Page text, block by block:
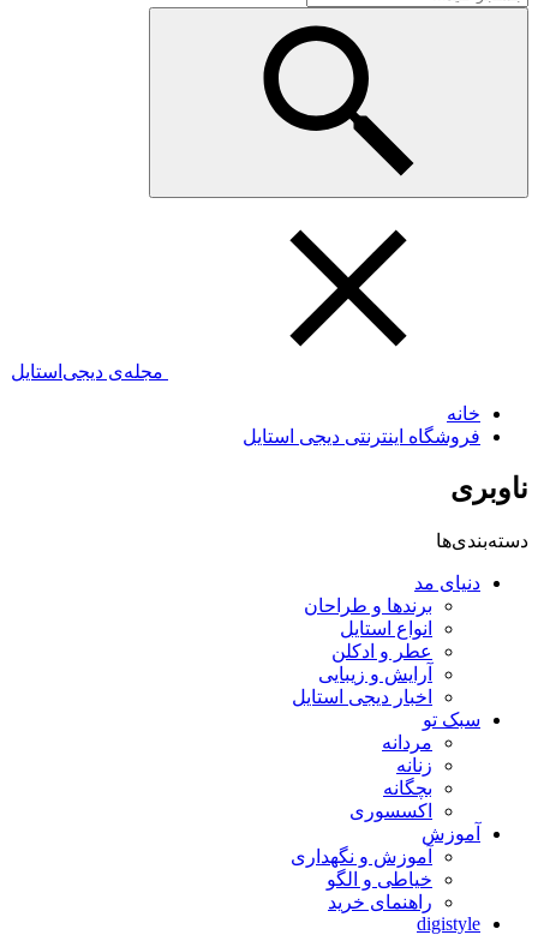
مجله‌ی دیجی‌استایل
خانه
فروشگاه اینترنتی دیجی استایل
ناوبری
دسته‌بندی‌ها
دنیای مد
برندها و طراحان
انواع استایل
عطر و ادکلن
آرایش و زیبایی
اخبار دیجی استایل
سبک تو
مردانه
زنانه
بچگانه
اکسسوری
آموزش
آموزش و نگهداری
خیاطی و الگو
راهنمای خرید
digistyle